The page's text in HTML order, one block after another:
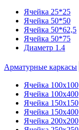
Ячейка 25*25
Ячейка 50*50
Ячейка 50*62,5
Ячейка 50*75
Диаметр 1.4
Арматурные каркасы
Ячейка 100х100
Ячейка 100х400
Ячейка 150х150
Ячейка 150х400
Ячейка 200х200